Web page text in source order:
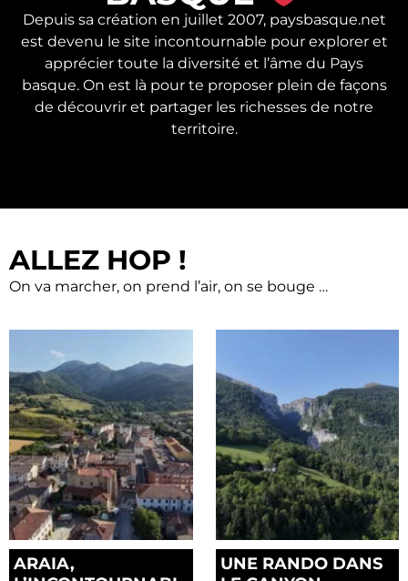
Depuis sa création en juillet 2007, paysbasque.net
est devenu le site incontournable pour explorer et
apprécier toute la diversité et l’âme du Pays
basque. On est là pour te proposer plein de façons
de découvrir et partager les richesses de notre
territoire.
ALLEZ HOP !
On va marcher, on prend l’air, on se bouge …
ARAIA,
UNE RANDO DANS